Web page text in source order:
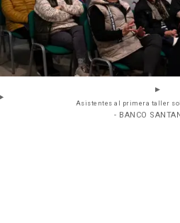
Asistentes al primera taller
- BANCO